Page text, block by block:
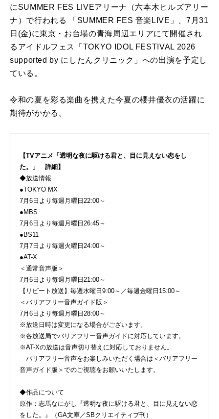
にSUMMER FES LIVEアリーナ（六本木ヒルズアリー
ナ）で行われる 「SUMMER FES 音楽LIVE」、7月31
日(金)に東京・お台場の青海周辺エリアにて開催され
るアイドルフェス「TOKYO IDOL FESTIVAL 2026
supported by にしたんクリニック」への出演を予定し
ている。
令和の夏を彩る楽曲を携えた今夏の櫻井優衣の活躍に
期待がかかる。
【TVアニメ「透明な夜に駆ける君と、目に見えない恋をし
た。」 詳細】
◆放送情報
●TOKYO MX
7月6日より毎週月曜日22:00～
●MBS
7月6日より毎週月曜日26:45～
●BS11
7月7日より毎週火曜日24:00～
●AT-X
＜通常音声版＞
7月6日より毎週月曜日21:00～
【リピート放送】毎週水曜日9:00～／毎週金曜日15:00～
＜バリアフリー音声ガイド版＞
7月6日より毎週月曜日28:00～
※放送日時は変更になる場合がございます。
※各放送局でバリアフリー音声ガイドに対応しています。
※AT-Xの放送は音声切り替えに対応しておりません。
バリアフリー音声をお楽しみいただく場合は＜バリアフリー
音声ガイド版＞でのご視聴をお願いいたします。
◆作品について
原作：志馬なにがし『透明な夜に駆ける君と、目に見えない恋
をした。』（GA文庫／SBクリエイティブ刊）